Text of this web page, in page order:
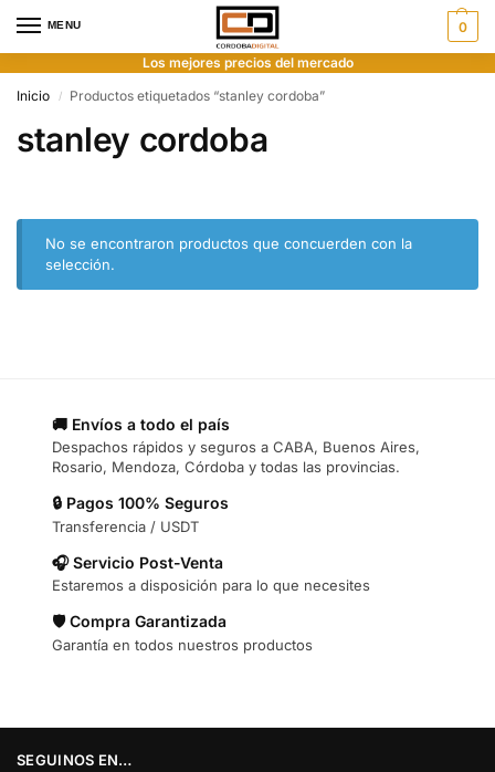
MENU 0
Los mejores precios del mercado
Inicio
/ Productos etiquetados “stanley cordoba”
stanley cordoba
No se encontraron productos que concuerden con la
selección.
🚚 Envíos a todo el país
Despachos rápidos y seguros a CABA, Buenos Aires,
Rosario, Mendoza, Córdoba y todas las provincias.
🔒 Pagos 100% Seguros
Transferencia / USDT
🎧 Servicio Post-Venta
Estaremos a disposición para lo que necesites
🛡️ Compra Garantizada
Garantía en todos nuestros productos
SEGUINOS EN…